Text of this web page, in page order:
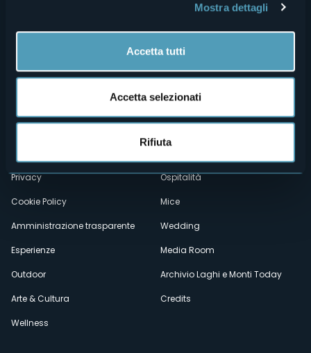
Mostra dettagli
Accetta tutti
Accetta selezionati
Rifiuta
Menù
secondario
Dove siamo
Privacy
Cookie Policy
Amministrazione trasparente
Esperienze
Outdoor
Arte & Cultura
Wellness
Enogastronomia
Ospitalità
Mice
Wedding
Media Room
Archivio Laghi e Monti Today
Credits